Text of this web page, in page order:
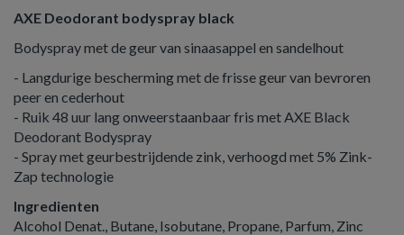
AXE Deodorant bodyspray black
Bodyspray met de geur van sinaasappel en sandelhout
- Langdurige bescherming met de frisse geur van bevroren
peer en cederhout
- Ruik 48 uur lang onweerstaanbaar fris met AXE Black
Deodorant Bodyspray
- Spray met geurbestrijdende zink, verhoogd met 5% Zink-
Zap technologie
Ingredienten
Alcohol Denat., Butane, Isobutane, Propane, Parfum, Zinc